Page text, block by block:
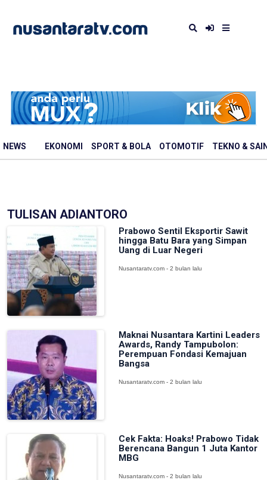
NEWS EKONOMI SPORT & BOLA OTOMOTIF TEKNO &
TULISAN ADIANTORO
Prabowo Sentil Eksportir Sawit
hingga Batu Bara yang Simpan
Uang di Luar Negeri
Nusantaratv.com - 2 bulan lalu
Maknai Nusantara Kartini Leaders
Awards, Randy Tampubolon:
Perempuan Fondasi Kemajuan
Bangsa
Nusantaratv.com - 2 bulan lalu
Cek Fakta: Hoaks! Prabowo Tidak
Berencana Bangun 1 Juta Kantor
MBG
Nusantaratv.com - 2 bulan lalu